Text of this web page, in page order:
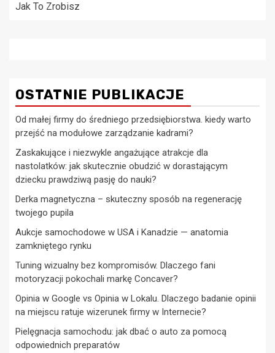
Jak To Zrobisz
OSTATNIE PUBLIKACJE
Od małej firmy do średniego przedsiębiorstwa. kiedy warto
przejść na modułowe zarządzanie kadrami?
Zaskakujące i niezwykle angażujące atrakcje dla
nastolatków: jak skutecznie obudzić w dorastającym
dziecku prawdziwą pasję do nauki?
Derka magnetyczna – skuteczny sposób na regenerację
twojego pupila
Aukcje samochodowe w USA i Kanadzie — anatomia
zamkniętego rynku
Tuning wizualny bez kompromisów. Dlaczego fani
motoryzacji pokochali markę Concaver?
Opinia w Google vs Opinia w Lokalu. Dlaczego badanie opinii
na miejscu ratuje wizerunek firmy w Internecie?
Pielęgnacja samochodu: jak dbać o auto za pomocą
odpowiednich preparatów